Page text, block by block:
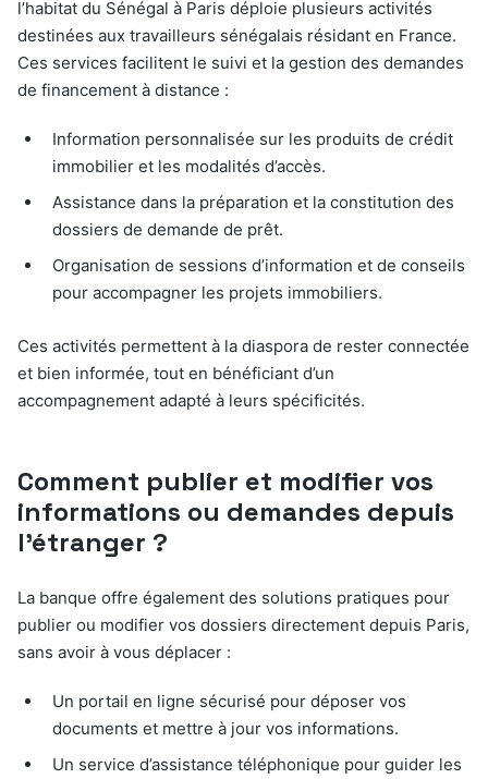
l’habitat du Sénégal à Paris déploie plusieurs activités
destinées aux travailleurs sénégalais résidant en France.
Ces services facilitent le suivi et la gestion des demandes
de financement à distance :
Information personnalisée sur les produits de crédit
immobilier et les modalités d’accès.
Assistance dans la préparation et la constitution des
dossiers de demande de prêt.
Organisation de sessions d’information et de conseils
pour accompagner les projets immobiliers.
Ces activités permettent à la diaspora de rester connectée
et bien informée, tout en bénéficiant d’un
accompagnement adapté à leurs spécificités.
Comment publier et modifier vos
informations ou demandes depuis
l’étranger ?
La banque offre également des solutions pratiques pour
publier ou modifier vos dossiers directement depuis Paris,
sans avoir à vous déplacer :
Un portail en ligne sécurisé pour déposer vos
documents et mettre à jour vos informations.
Un service d’assistance téléphonique pour guider les